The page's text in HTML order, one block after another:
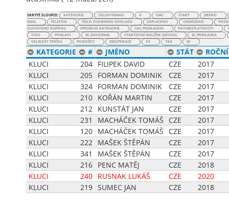
SKRYTÉ SLOUPCE: KATEGORIE CISLOVYDANO # SIAC START
JMÉNO
MAIL
TELEFON ČÍSLO OSOBNÍHO DOKLADU ZAPLACENO OBDRZENO
SLEVOVÉHO KUPÓNU
SPECIÁLNÍ KATEGORIE CAS_PRIHLASENI DATUMSPLATNOSTI
STAV
POHLAVÍ ID_ZAVODNIK STARTOVNÍ BALÍČEK (ZÁVOD)
ID_PRIHLASKA
VELIKOST TRIČKA
PONOŽKY ZIDOPERACE VS TAG ID
KATEGORIE # JMÉNO STÁT
KLUCI
204 FILIPEK DAVID CZE
2017
KLUCI
205 FORMAN DOMINIK CZE
2017
KLUCI
324 FORMAN DOMINIK CZE
2017
KLUCI
210 KOŘÁN MARTIN CZE
2017
KLUCI
212 KUNSTÁT JAN CZE
2017
KLUCI
231 MACHÁČEK TOMÁŠ CZE
2017
KLUCI
120 MACHÁČEK TOMÁŠ CZE
2017
KLUCI
222 MAŠEK ŠTĚPÁN CZE
2017
KLUCI
341 MAŠEK ŠTĚPÁN CZE
2017
KLUCI
216 PENC MATĚJ CZE
2018
KLUCI
240 RUSNAK LUKÁŠ CZE
2020
KLUCI
219 SUMEC JAN CZE 2018